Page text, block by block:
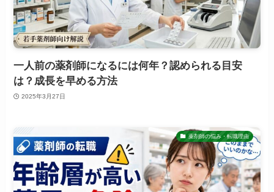
一人前の薬剤師になるには何年？認められる目安
は？成長を早める方法
2025年3月27日
薬剤師の悩み・転職理由